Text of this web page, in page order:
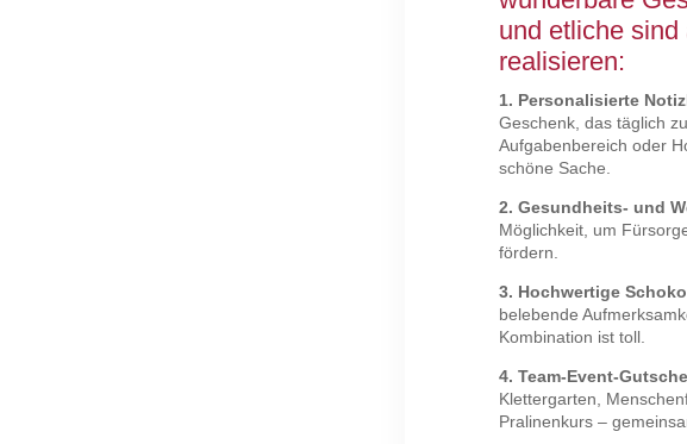
und etliche
realisieren:
1. Personalisierte
Geschenk, das täglich
Aufgabenbereich oder
schöne Sache.
2. Gesundheits- und
Möglichkeit, um
fördern.
3. Hochwertige
belebende
Kombination ist toll.
4. Team-Event-
Klettergarten,
Pralinenkurs –